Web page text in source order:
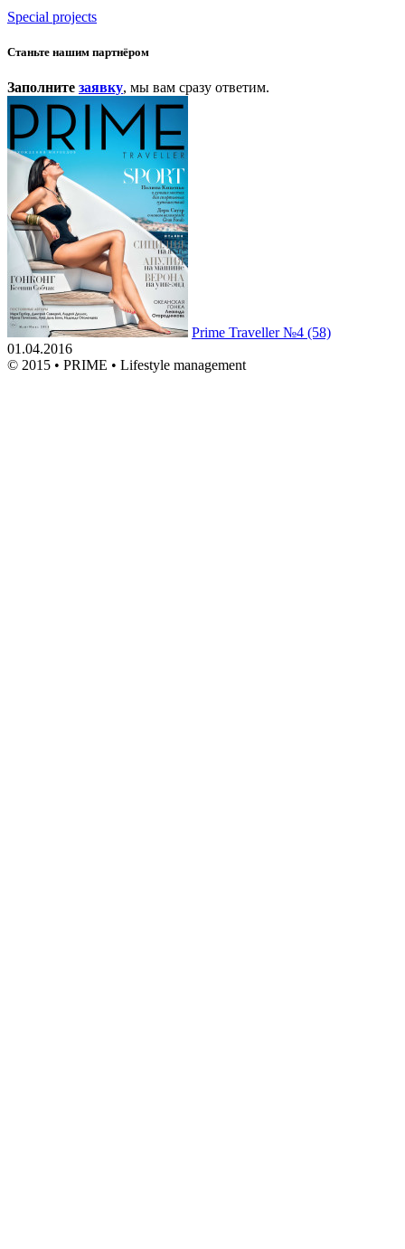
Special projects
Станьте нашим партнёром
Заполните заявку, мы вам сразу ответим.
Prime Traveller №4 (58)
01.04.2016
© 2015 • PRIME • Lifestyle management